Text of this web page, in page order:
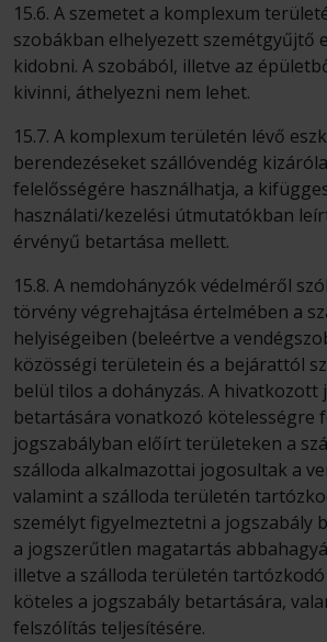
15.6. A szemetet a komplexum
szobákban elhelyezett szemétgyűjtő
kidobni. A szobából, illetve az
kivinni, áthelyezni nem lehet.
15.7. A komplexum területén lévő
berendezéseket szállóvendég
felelősségére használhatja, a
használati/kezelési útmutatókban
érvényű betartása mellett.
15.8. A nemdohányzók védelméről
törvény végrehajtása értelmében a
helyiségeiben (beleértve a
közösségi területein és a bejárattól
belül tilos a dohányzás. A hivatkozott
betartására vonatkozó kötelességre
jogszabályban előírt területeken a
szálloda alkalmazottai jogosultak a
valamint a szálloda területén
személyt figyelmeztetni a jogszabály
a jogszerűtlen magatartás
illetve a szálloda területén
köteles a jogszabály betartására,
felszólítás teljesítésére.